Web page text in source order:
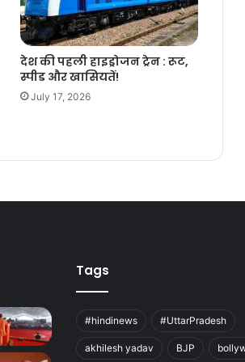
देश की पहली हाइड्रोजन ट्रेन : रूट,
स्पीड और खासियतें!
July 17, 2026
Tags
#hindinews #UttarPradesh
akhilesh yadav BJP